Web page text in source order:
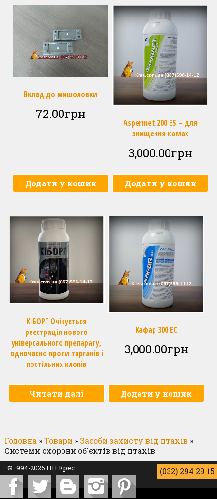
Вклад до мишоловки
72.00грн
Додати у кошик
Aspermet 200 ES – для
знищення комах
3,000.00грн
Додати у кошик
КІБОРГ Очікується
реєстрація нового
універсального препарату,
одночасно проти тарганів і
постільних клопів
Читати далі
Кафар 300 ЕС
3,000.00грн
Додати у кошик
Головна »Товари » Засоби захисту від птахів »
Системи охорони об'єктів від птахів
© 1994-2026 ПП Крес (032) 294 29 15